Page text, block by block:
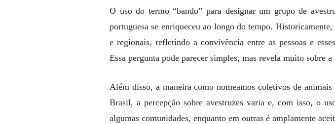
O uso do termo “bando” para designar um grupo de
portuguesa se enriqueceu ao longo do tempo.
e regionais, refletindo a convivência entre as pessoas e
Essa pergunta pode parecer simples, mas revela muito sobre
Além disso, a maneira como nomeamos coletivos de
Brasil, a percepção sobre avestruzes varia e, com isso, o
algumas comunidades, enquanto em outras é amplamente